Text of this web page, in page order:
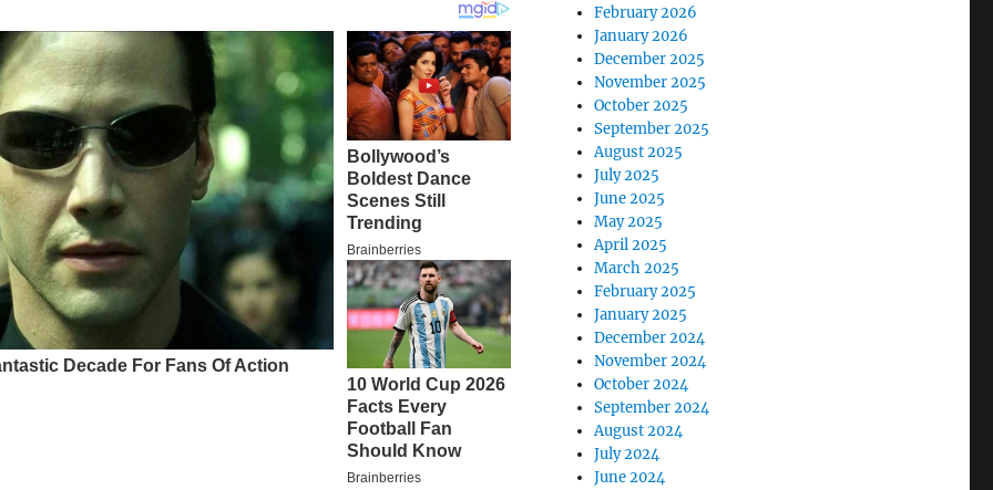
February 2026
January 2026
December 2025
November 2025
October 2025
September 2025
August 2025
July 2025
June 2025
May 2025
April 2025
March 2025
February 2025
January 2025
December 2024
November 2024
October 2024
September 2024
August 2024
July 2024
June 2024